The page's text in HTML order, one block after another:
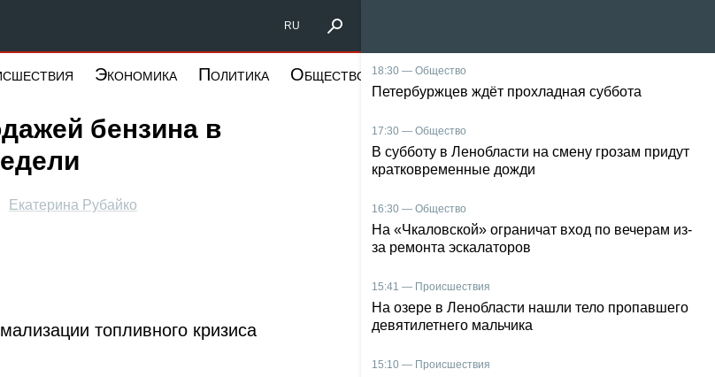
Запад RU
Экономика Политика Общество Наука и техника
бензина в
Екатерина Рубайко
топливного кризиса
18:30 — Общество
Петербуржцев ждёт прохладная суббота
17:30 — Общество
В субботу в Ленобласти на смену грозам придут
кратковременные дожди
16:30 — Общество
На «Чкаловской» ограничат вход по вечерам из-
за ремонта эскалаторов
15:41 — Происшествия
На озере в Ленобласти нашли тело пропавшего
девятилетнего мальчика
15:10 — Происшествия